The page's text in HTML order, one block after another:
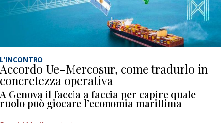
L’INCONTRO
Accordo Ue-Mercosur, come tradurlo in
concretezza operativa
A Genova il faccia a faccia per capire quale
ruolo può giocare l’economia marittima